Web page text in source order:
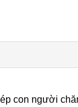
con người